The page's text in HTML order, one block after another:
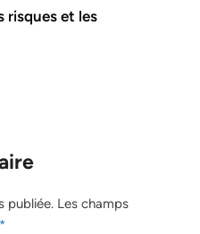
risques et les
publiée. Les champs
*